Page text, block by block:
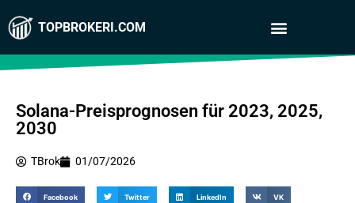
TOPBROKERI.COM
Solana-Preisprognosen für 2023, 2025,
2030
TBrok 01/07/2026
Facebook Twitter LinkedIn VK